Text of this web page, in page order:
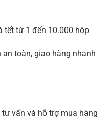
tết từ 1 đến 10.000 hộp
an toàn, giao hàng nhanh
vấn và hỗ trợ mua hàng